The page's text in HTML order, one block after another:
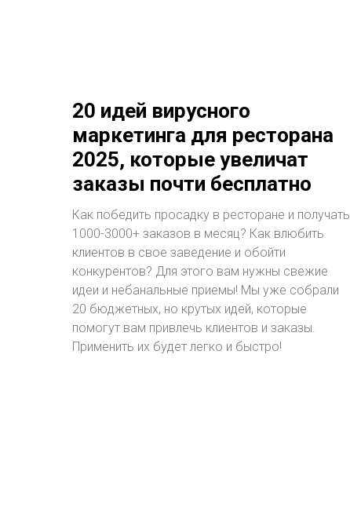
20 идей вирусного
маркетинга для ресторана
2025, которые увеличат
заказы почти бесплатно
Как победить просадку в ресторане и получать
1000-3000+ заказов в месяц? Как влюбить
клиентов в свое заведение и обойти
конкурентов? Для этого вам нужны свежие
идеи и небанальные приемы! Мы уже собрали
20 бюджетных, но крутых идей, которые
помогут вам привлечь клиентов и заказы.
Применить их будет легко и быстро!